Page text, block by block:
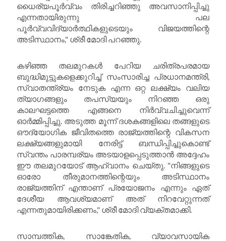
ധൈര്യപൂർവ്വം തിരിച്ചറിഞ്ഞു അവസാനിപ്പിച്ചു
എന്നതായിരുന്നു പല
പൂർവ്വവിദ്യാർത്ഥികളുടെയും വിജയത്തിന്റെ
അടിസ്ഥാനം," ശ്രീ മോദി പറഞ്ഞു.
കഴിഞ്ഞ തലമുറകൾ പേറിയ ചരിത്രപരമായ
ബുദ്ധിമുട്ടുകളെക്കുറിച്ച് സംസാരിച്ച പ്രധാനമന്ത്രി,
സ്വാതന്ത്ര്യം നേടുക എന്ന ഒറ്റ ലക്ഷ്യം വലിയ
ത്യാഗങ്ങളും തപസ്യയും നിറഞ്ഞ ഒരു
കാലഘട്ടത്തെ എങ്ങനെ നിർവ്വചിച്ചുവെന്ന്
ഓർമ്മിപ്പിച്ചു. അടുത്ത മൂന്ന് ദശകങ്ങളിലെ തങ്ങളുടെ
ഔദ്യോഗിക ജീവിതത്തെ രാജ്യത്തിന്റെ വികസന
ലക്ഷ്യങ്ങളുമായി നേരിട്ട് ബന്ധിപ്പിച്ചുകൊണ്ട്
സ്വന്തം പാരമ്പര്യം അടയാളപ്പെടുത്താൻ അദ്ദേഹം
ഈ തലമുറയോട് ആഹ്വാനം ചെയ്തു. "നിങ്ങളുടെ
ഓരോ തീരുമാനത്തിന്റെയും അടിസ്ഥാനം
രാജ്യത്തിന് എന്താണ് പ്രയോജനം എന്നും ഏത്
ദേശീയ ആവശ്യമാണ് അത് നിറവേറ്റുന്നത്
എന്നതുമായിരിക്കണം," ശ്രീ മോദി വ്യക്തമാക്കി.
സാമ്പത്തിക, സാങ്കേതിക, വ്യാവസായിക